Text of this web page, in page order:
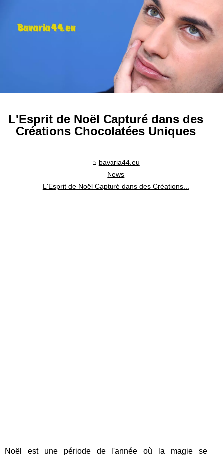
L'Esprit de Noël Capturé dans des
Créations Chocolatées Uniques
bavaria44.eu
News
L'Esprit de Noël Capturé dans des Créations...
Noël est une période de l'année où la magie se